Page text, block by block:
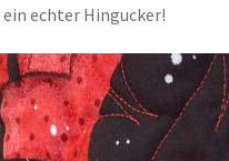
echter Hingucker!